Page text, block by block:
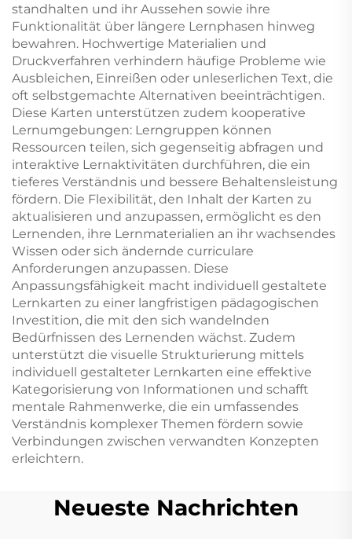
standhalten und ihr Aussehen sowie ihre
Funktionalität über längere Lernphasen hinweg
bewahren. Hochwertige Materialien und
Druckverfahren verhindern häufige Probleme wie
Ausbleichen, Einreißen oder unleserlichen Text, die
oft selbstgemachte Alternativen beeinträchtigen.
Diese Karten unterstützen zudem kooperative
Lernumgebungen: Lerngruppen können
Ressourcen teilen, sich gegenseitig abfragen und
interaktive Lernaktivitäten durchführen, die ein
tieferes Verständnis und bessere Behaltensleistung
fördern. Die Flexibilität, den Inhalt der Karten zu
aktualisieren und anzupassen, ermöglicht es den
Lernenden, ihre Lernmaterialien an ihr wachsendes
Wissen oder sich ändernde curriculare
Anforderungen anzupassen. Diese
Anpassungsfähigkeit macht individuell gestaltete
Lernkarten zu einer langfristigen pädagogischen
Investition, die mit den sich wandelnden
Bedürfnissen des Lernenden wächst. Zudem
unterstützt die visuelle Strukturierung mittels
individuell gestalteter Lernkarten eine effektive
Kategorisierung von Informationen und schafft
mentale Rahmenwerke, die ein umfassendes
Verständnis komplexer Themen fördern sowie
Verbindungen zwischen verwandten Konzepten
erleichtern.
Neueste Nachrichten